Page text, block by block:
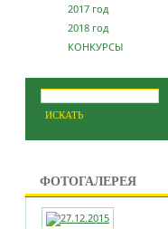
2017 год
2018 год
КОНКУРСЫ
ФОТОГАЛЕРЕЯ